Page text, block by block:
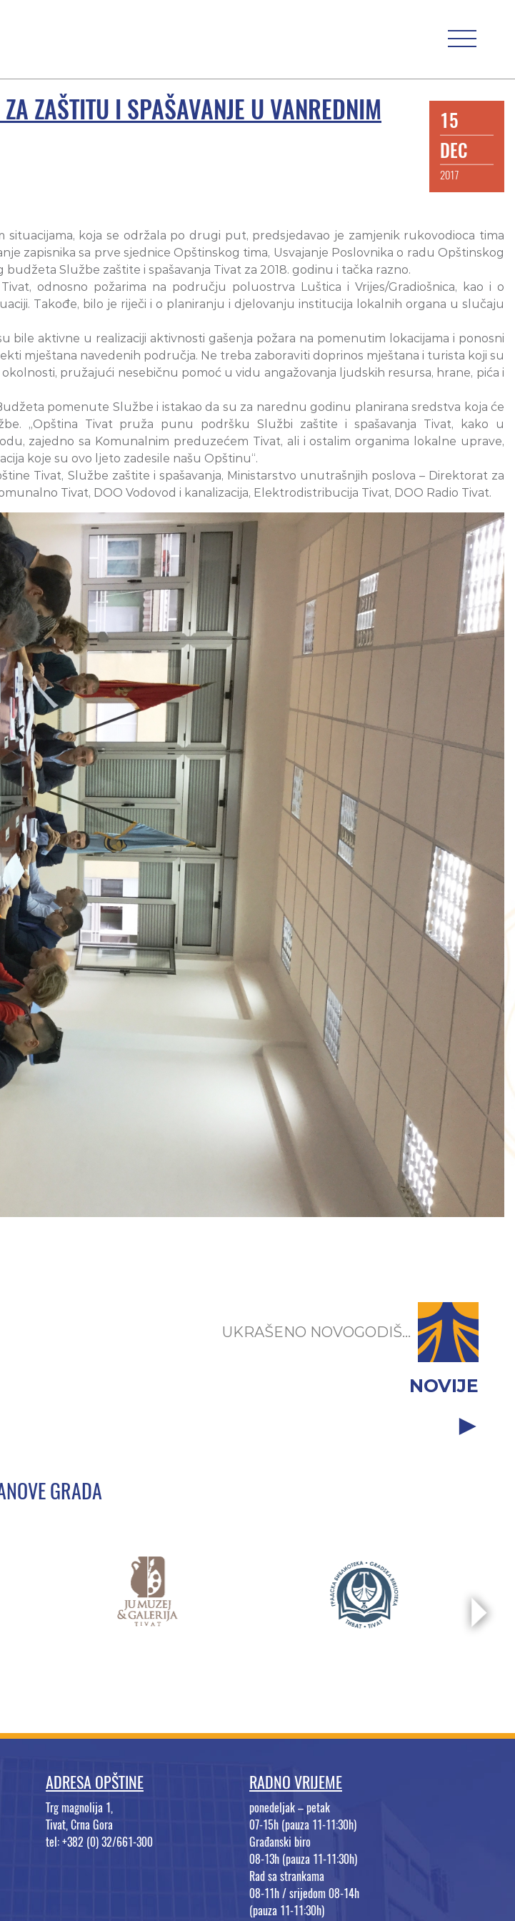
ZAŠTITU I SPAŠAVANJE U VANREDNIM
15
DEC
2017
koja se održala po drugi put, predsjedavao je zamjenik rukovodioca tima
zapisnika sa prve sjednice Opštinskog tima, Usvajanje Poslovnika o radu Opštinskog
Službe zaštite i spašavanja Tivat za 2018. godinu i tačka razno.
odnosno požarima na području poluostrva Luštica i Vrijes/Gradiošnica, kao i o
Takođe, bilo je riječi i o planiranju i djelovanju institucija lokalnih organa u slučaju
bile aktivne u realizaciji aktivnosti gašenja požara na pomenutim lokacijama i ponosni
mještana navedenih područja. Ne treba zaboraviti doprinos mještana i turista koji su
pružajući nesebičnu pomoć u vidu angažovanja ljudskih resursa, hrane, pića i
pomenute Službe i istakao da su za narednu godinu planirana sredstva koja će
„Opština Tivat pruža punu podršku Službi zaštite i spašavanja Tivat, kako u
zajedno sa Komunalnim preduzećem Tivat, ali i ostalim organima lokalne uprave,
koje su ovo ljeto zadesile našu Opštinu“.
Tivat, Službe zaštite i spašavanja, Ministarstvo unutrašnjih poslova – Direktorat za
Tivat, DOO Vodovod i kanalizacija, Elektrodistribucija Tivat, DOO Radio Tivat.
UKRAŠENO NOVOGODIŠ...
NOVIJE
GRADA
ADRESA OPŠTINE
Trg magnolija 1,
Tivat, Crna Gora
tel: +382 (0) 32/661-300
RADNO VRIJEME
ponedeljak – petak
07-15h (pauza 11-11:30h)
Građanski biro
08-13h (pauza 11-11:30h)
Rad sa strankama
08-11h / srijedom 08-14h
(pauza 11-11:30h)